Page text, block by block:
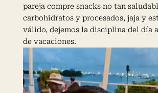
pareja compre snacks no tan
carbohidratos y procesados, jaja y
válido, dejemos la disciplina del día
de vacaciones.